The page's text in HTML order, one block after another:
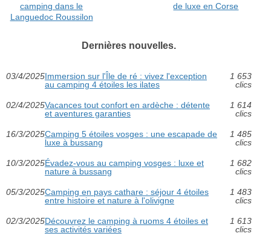
camping dans le
Languedoc Roussilon
de luxe en Corse
Dernières nouvelles.
03/4/2025Immersion sur l'Île de ré : vivez l'exception
au camping 4 étoiles les ilates
1 653
clics
02/4/2025Vacances tout confort en ardèche : détente
et aventures garanties
1 614
clics
16/3/2025Camping 5 étoiles vosges : une escapade de
luxe à bussang
1 485
clics
10/3/2025Évadez-vous au camping vosges : luxe et
nature à bussang
1 682
clics
05/3/2025Camping en pays cathare : séjour 4 étoiles
entre histoire et nature à l'olivigne
1 483
clics
02/3/2025Découvrez le camping à ruoms 4 étoiles et
ses activités variées
1 613
clics